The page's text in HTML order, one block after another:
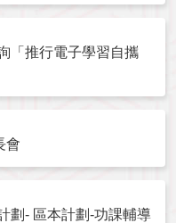
「推行電子學習自攜
會
劃- 區本計劃-功課輔導